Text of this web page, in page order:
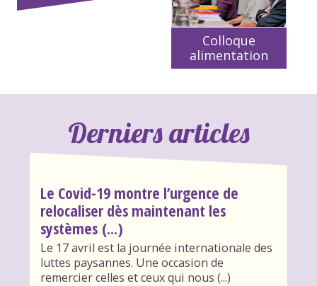
Colloque
alimentation
Derniers articles
Le Covid-19 montre l’urgence de
relocaliser dès maintenant les
systèmes (...)
Le 17 avril est la journée internationale des
luttes paysannes. Une occasion de
remercier celles et ceux qui nous (...)